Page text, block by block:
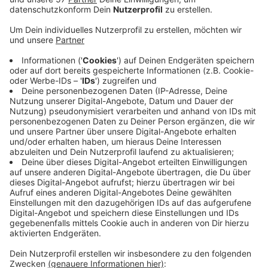
Weltklimakonferenz. Zwei Wochen lang beraten
Maßnahmen im Kampf gegen die Erderwärmung.
Größter Streitpunkt ist, ob sich die Delegierten
einstimmig auf einen Ausstieg aus Kohle, Öl und Gas
verständigen können. Das Aachener Hilfswerk
Misereor appelliert an die Bundesregierung, sich für
den weltweiten Ausstieg aus fossilen Energieträgern
einzusetzen. Es brauche eine gerechte Energiewende
hin zu 100 Prozent erneuerbarer Energien weltweit,
heißt es. Auch Papst Franziskus nimmt teil. Misereor
sieht das als wichtiges Signal und im Vatikan einen
Verbündeten. Investitionen in fossile Energien würden
den Ausbau für Erneuerbare blockieren. Im
kommenden Jahr könnten die globalen Emissionen
erstmals sinken - ein wichtiger Schritt zur Einhaltung
des Anderthalb-Grad-Limits. Misereor nimmt seit 2007
an den internationalen Klimaverhandlungen teil.